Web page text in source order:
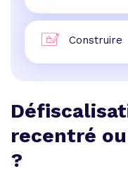
Construire
recentré
?